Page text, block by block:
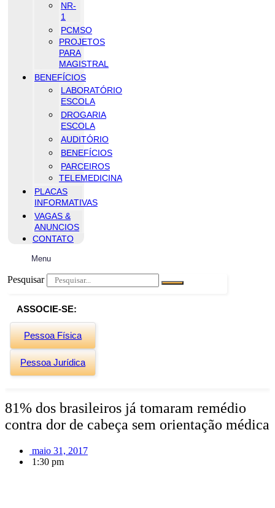
NR-
1
PCMSO
PROJETOS
PARA
MAGISTRAL
BENEFÍCIOS
LABORATÓRIO
ESCOLA
DROGARIA
ESCOLA
AUDITÓRIO
BENEFÍCIOS
PARCEIROS
TELEMEDICINA
PLACAS
INFORMATIVAS
VAGAS &
ANUNCIOS
CONTATO
Menu
Pesquisar
ASSOCIE-SE:
Pessoa Física
Pessoa Jurídica
81% dos brasileiros já tomaram remédio
contra dor de cabeça sem orientação médica
maio 31, 2017
1:30 pm